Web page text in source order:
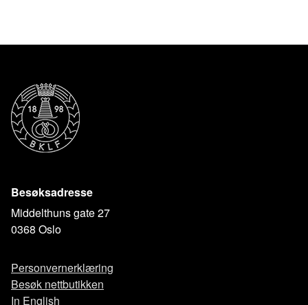
Besøksadresse
Middelthuns gate 27
0368 Oslo
Personvernerklæring
Besøk nettbutikken
In English